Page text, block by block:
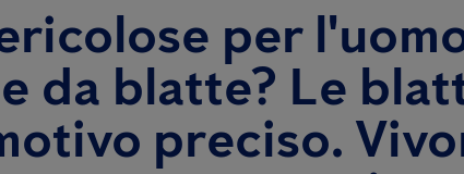
per
da blatte? Le
preciso.